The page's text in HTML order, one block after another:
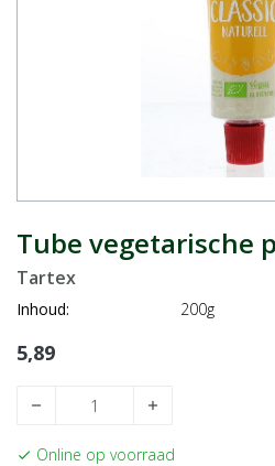
Tube vegetarische
Tartex
Inhoud: 200g
5,89
remove add
check Online op voorraad